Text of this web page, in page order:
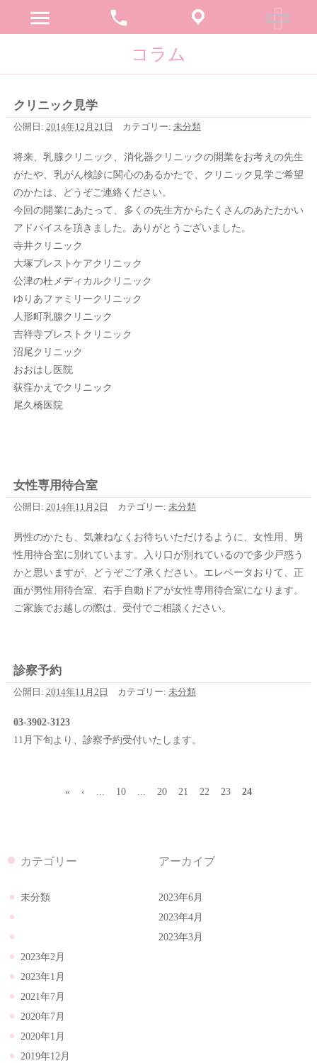
menu phone
コラム
クリニック見学
公開日: 2014年12月21日 カテゴリー: 未分類
将来、乳腺クリニック、消化器クリニックの開業をお考えの先生
がたや、乳がん検診に関心のあるかたで、クリニック見学ご希望
のかたは、どうぞご連絡ください。
今回の開業にあたって、多くの先生方からたくさんのあたたかい
アドバイスを頂きました。ありがとうございました。
寺井クリニック
大塚ブレストケアクリニック
公津の杜メディカルクリニック
ゆりあファミリークリニック
人形町乳腺クリニック
吉祥寺ブレストクリニック
沼尾クリニック
おおはし医院
荻窪かえでクリニック
尾久橋医院
女性専用待合室
公開日: 2014年11月2日 カテゴリー: 未分類
男性のかたも、気兼ねなくお待ちいただけるように、女性用、男
性用待合室に別れています。入り口が別れているので多少戸惑う
かと思いますが、どうぞご了承ください。エレベータおりて、正
面が男性用待合室、右手自動ドアが女性専用待合室になります。
ご家族でお越しの際は、受付でご相談ください。
診察予約
公開日: 2014年11月2日 カテゴリー: 未分類
03-3902-3123
11月下旬より、診察予約受付いたします。
« ‹ 10 20 21 22 23 24
カテゴリー
未分類
アーカイブ
2023年6月
2023年4月
2023年3月
2023年2月
2023年1月
2021年7月
2020年7月
2020年1月
2019年12月